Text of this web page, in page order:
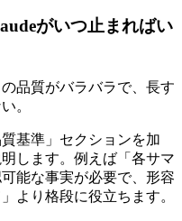
がいつ止まればい
品質がバラバラで、長す
。
基準」セクションを加
します。例えば「各サマ
能な事実が必要で、形容
より格段に役立ちます。